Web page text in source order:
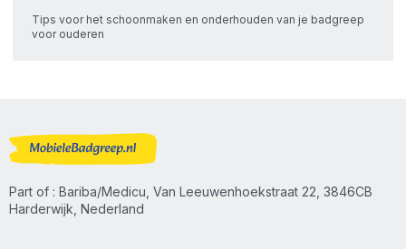
Tips voor het schoonmaken en onderhouden van je badgreep
voor ouderen
Part of : Bariba/Medicu, Van Leeuwenhoekstraat 22, 3846CB
Harderwijk, Nederland